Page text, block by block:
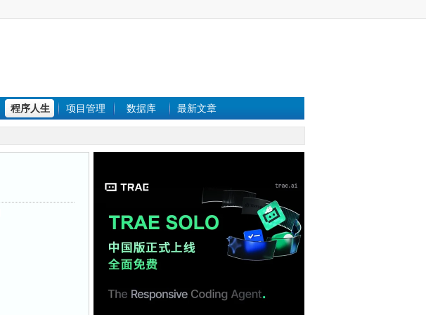
程序人生 项目管理 数据库 最新文章